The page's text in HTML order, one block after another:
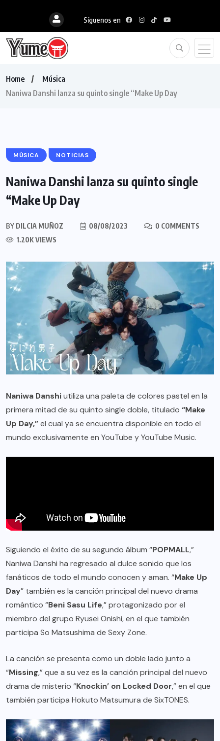
Síguenos en
Home
Música
Naniwa Danshi lanza su quinto single “Make Up Day
MÚSICA NOTICIAS
Naniwa Danshi lanza su quinto single
“Make Up Day
BY DILCIA MUÑOZ 08/08/2023
0 COMMENTS
1.20K VIEWS
Naniwa Danshiutiliza una paleta de colores pastel en la
primera mitad de su quinto single doble, titulado “Make
Up Day,”el cual ya se encuentra disponible en todo el
mundo exclusivamente en YouTube y YouTube Music.
Siguiendo el éxito de su segundo álbum “POPMALL,”
Naniwa Danshi ha regresado al dulce sonido que los
fanáticos de todo el mundo conocen y aman. “Make Up
Day” también es la canción principal del nuevo drama
romántico “Beni Sasu Life,” protagonizado por el
miembro del grupo Ryusei Onishi, en el que también
participa So Matsushima de Sexy Zone.
La canción se presenta como un doble lado junto a
“Missing,” que a su vez es la canción principal del nuevo
drama de misterio “Knockin’ on Locked Door,” en el que
también participa Hokuto Matsumura de SixTONES.